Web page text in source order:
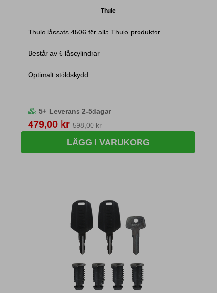
Thule
Thule låssats 4506 för alla Thule-produkter
Består av 6 låscylindrar
Optimalt stöldskydd
5+ Leverans 2-5dagar
Pris
479,00 kr 598,00 kr
LÄGG I VARUKORG